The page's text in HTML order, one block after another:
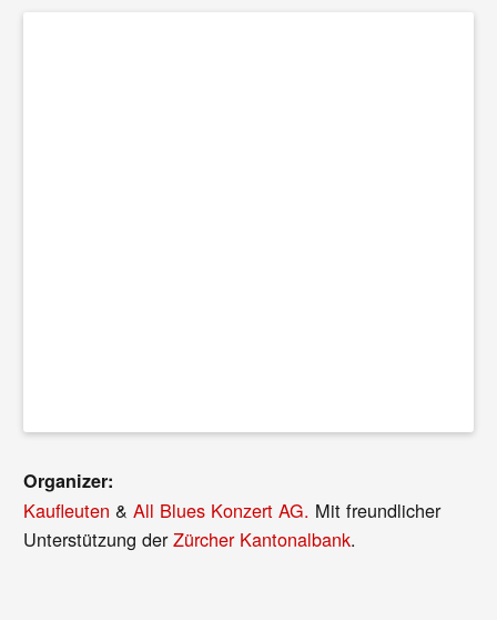
Organizer:
Kaufleuten &All Blues Konzert AG. Mit freundlicher
Unterstützung derZürcher Kantonalbank.